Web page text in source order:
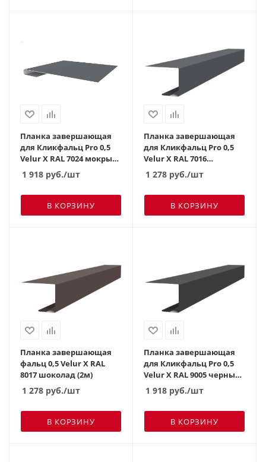
Планка завершающая
для Кликфальц Pro 0,5
Velur X RAL 7024 мокрый
асфальт (3м)
1 918 руб./шт
В КОРЗИНУ
Планка завершающая
для Кликфальц Pro 0,5
Velur X RAL 7016
антрацитово-серый (2м)
1 278 руб./шт
В КОРЗИНУ
Планка завершающая
фальц 0,5 Velur X RAL
8017 шоколад (2м)
1 278 руб./шт
В КОРЗИНУ
Планка завершающая
для Кликфальц Pro 0,5
Velur X RAL 9005 черный
(3м)
1 918 руб./шт
В КОРЗИНУ